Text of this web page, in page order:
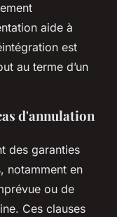
aide à
est
au terme d’un
d'annulation
des garanties
notamment en
ou de
Ces clauses